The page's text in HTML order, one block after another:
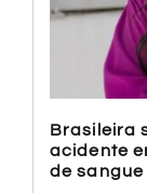
Brasileira
acidente
de sangue